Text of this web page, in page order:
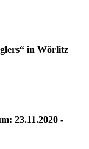
in Wörlitz
23.11.2020 -